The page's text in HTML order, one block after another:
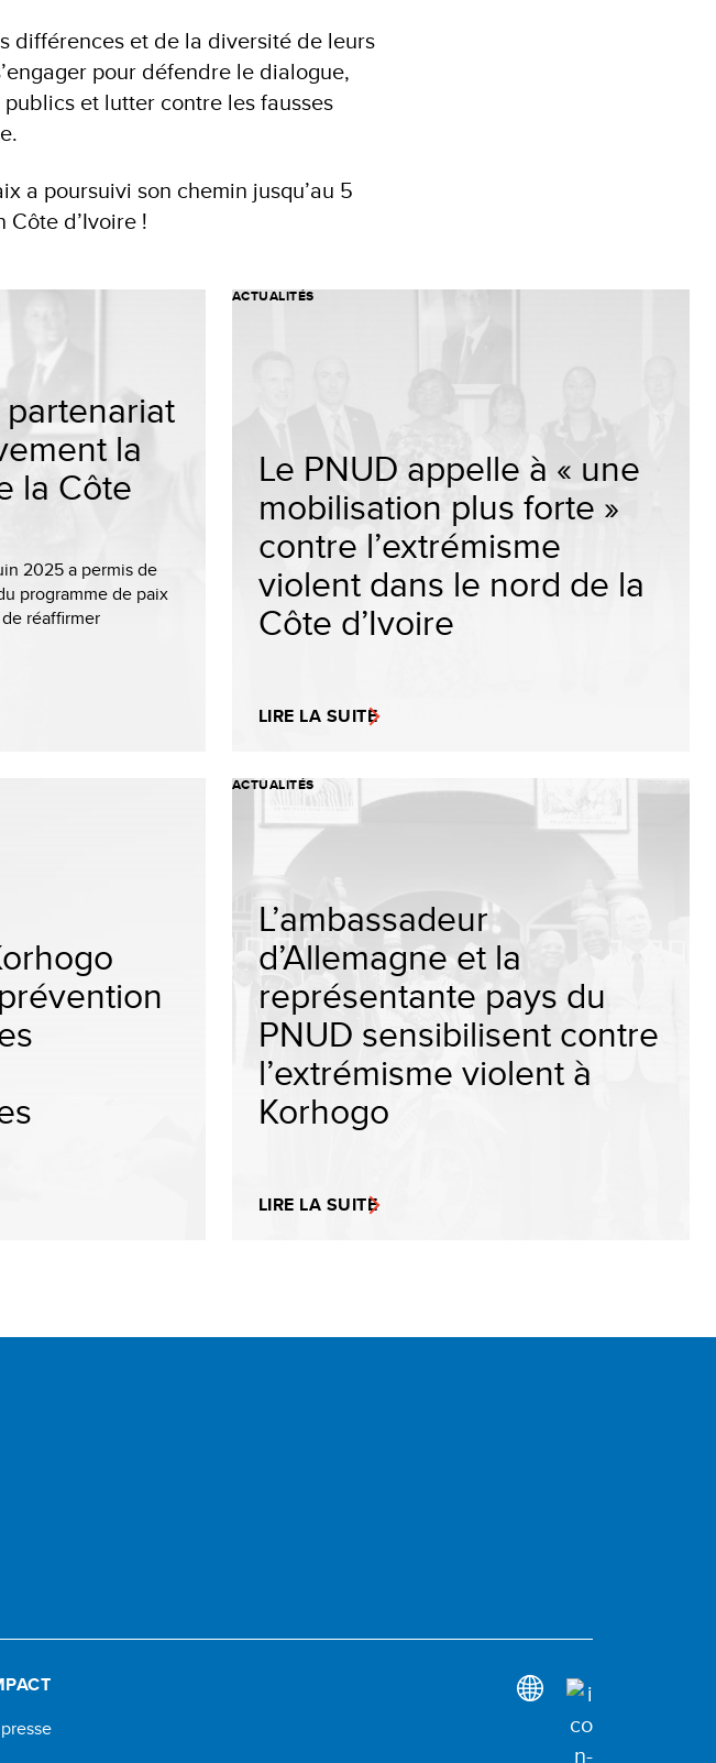
différences et de la diversité de leurs
pour défendre le dialogue,
et lutter contre les fausses
a poursuivi son chemin jusqu’au 5
d’Ivoire !
la
la Côte
2025 a permis de
programme de paix
réaffirmer
ACTUALITÉS
Le PNUD appelle à « une
mobilisation plus forte »
contre l’extrémisme
violent dans le nord de la
Côte d’Ivoire
LIRE LA SUITE
ACTUALITÉS
L’ambassadeur
d’Allemagne et la
représentante pays du
PNUD sensibilisent contre
l’extrémisme violent à
Korhogo
LIRE LA SUITE